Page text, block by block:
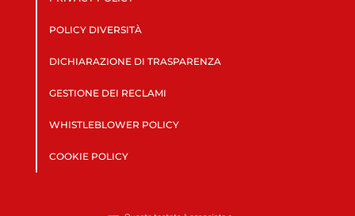
POLICY DIVERSITÀ
DICHIARAZIONE DI TRASPARENZA
GESTIONE DEI RECLAMI
WHISTLEBLOWER POLICY
COOKIE POLICY